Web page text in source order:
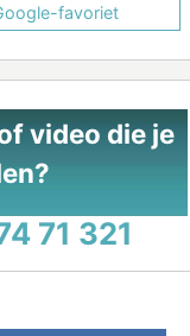
favoriet
video die je
71 321